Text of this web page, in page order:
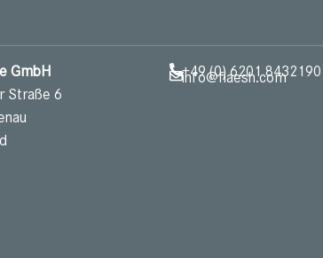
GmbH
Straße 6
+49 (0) 6201 8432190
info@flaesh.com